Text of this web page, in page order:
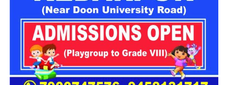
डॉ. जीएस
तितियाल
मेडिकल कॉलेज
हल्द्वानी
प्राचार्य, मेडिकल
कॉलेज अल्मोड़ा
डॉ. अजय कुमार
आर्या
निदेशक, चिकित्सा
शिक्षा प्रभार
प्राचार्य, मेडिकल
कॉलेज हल्द्वानी
डॉ. आशुतोष
सयाना
प्राचार्य, मेडिकल
कॉलेज श्रीनगर
निदेशक, चिकित्सा
शिक्षा